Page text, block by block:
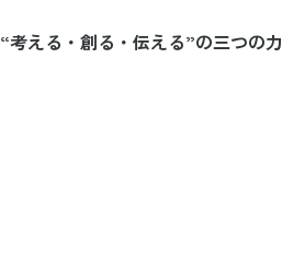
“考える・創る・伝える”の三つの力